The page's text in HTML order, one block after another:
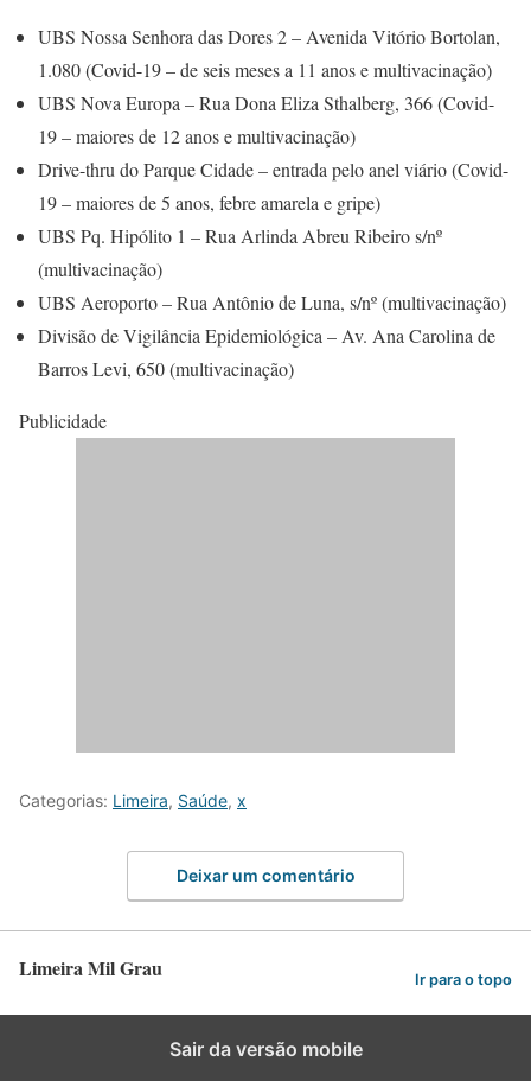
UBS Nossa Senhora das Dores 2 – Avenida Vitório Bortolan,
1.080 (Covid-19 – de seis meses a 11 anos e multivacinação)
UBS Nova Europa – Rua Dona Eliza Sthalberg, 366 (Covid-
19 – maiores de 12 anos e multivacinação)
Drive-thru do Parque Cidade – entrada pelo anel viário (Covid-
19 – maiores de 5 anos, febre amarela e gripe)
UBS Pq. Hipólito 1 – Rua Arlinda Abreu Ribeiro s/nº
(multivacinação)
UBS Aeroporto – Rua Antônio de Luna, s/nº (multivacinação)
Divisão de Vigilância Epidemiológica – Av. Ana Carolina de
Barros Levi, 650 (multivacinação)
Publicidade
Categorias: Limeira, Saúde, x
Deixar um comentário
Limeira Mil Grau Ir para o topo
Sair da versão mobile